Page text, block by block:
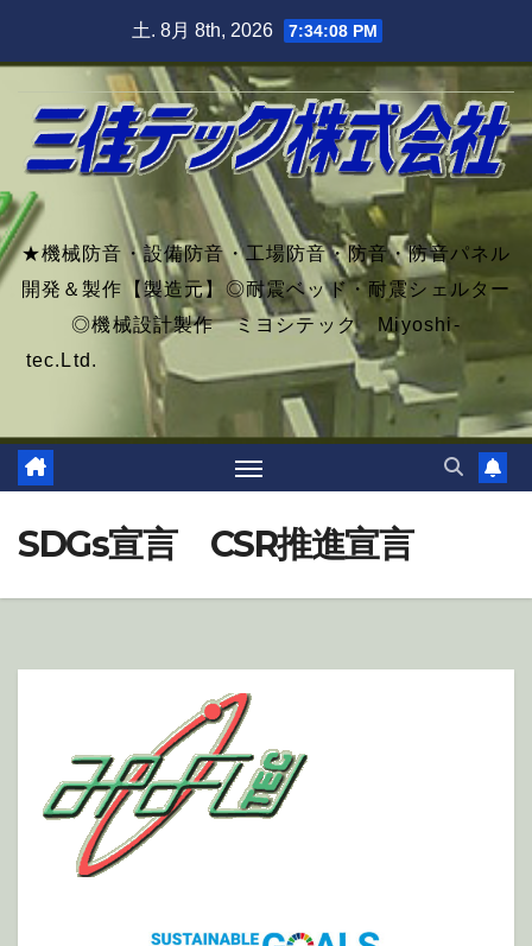
土. 8月 8th, 2026 7:34:09 PM
★機械防音・設備防音・工場防音・防音・防音パネル
開発＆製作【製造元】◎耐震ベッド・耐震シェルター
◎機械設計製作 ミヨシテック Miyoshi-
tec.Ltd.
SDGs宣言 CSR推進宣言